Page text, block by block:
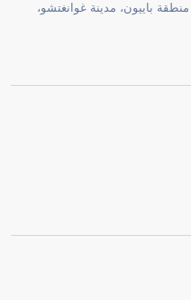
منطقة باييون، مدينة غوانغتشو،